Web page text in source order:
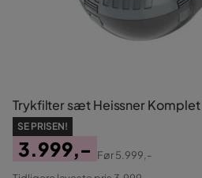
Trykfilter sæt Heissner
SE PRISEN!
Pris
3.999,-
Original
Før5.999,-